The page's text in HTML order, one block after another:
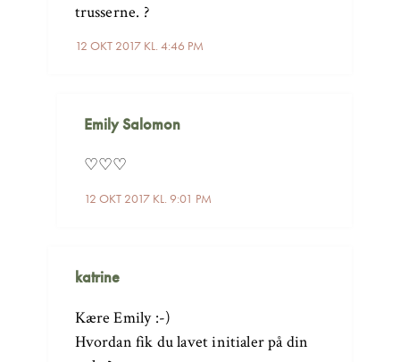
12 OKT 2017 KL. 4:46 PM
trusserne. ?
Emily Salomon
12 OKT 2017 KL. 9:01 PM
♡♡♡
katrine
Kære Emily :-)
Hvordan fik du lavet initialer på din